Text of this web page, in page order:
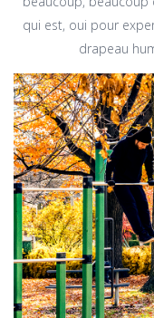
qui est, oui pour
drapeau